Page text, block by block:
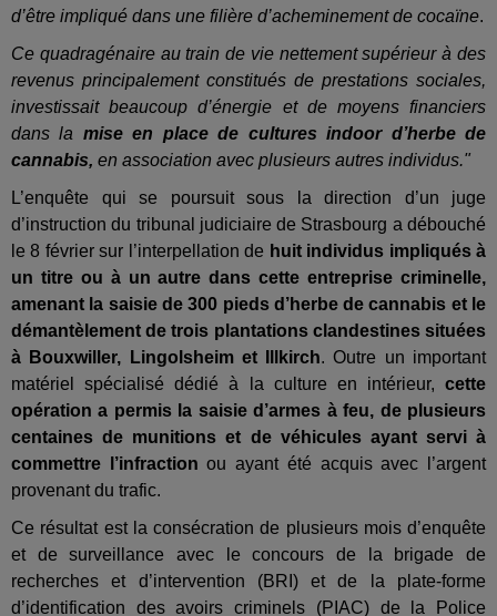
d’être impliqué dans une filière d’acheminement de cocaïne.
Ce quadragénaire au train de vie nettement supérieur à des
revenus principalement constitués de prestations sociales,
investissait beaucoup d’énergie et de moyens financiers
dans la mise en place de cultures indoor d’herbe de
cannabis, en association avec plusieurs autres individus."
L’enquête qui se poursuit sous la direction d’un juge
d’instruction du tribunal judiciaire de Strasbourg a débouché
le 8 février sur l’interpellation de huit individus impliqués à
un titre ou à un autre dans cette entreprise criminelle,
amenant la saisie de 300 pieds d’herbe de cannabis et le
démantèlement de trois plantations clandestines situées
à Bouxwiller, Lingolsheim et Illkirch. Outre un important
matériel spécialisé dédié à la culture en intérieur, cette
opération a permis la saisie d’armes à feu, de plusieurs
centaines de munitions et de véhicules ayant servi à
commettre l’infraction ou ayant été acquis avec l’argent
provenant du trafic.
Ce résultat est la consécration de plusieurs mois d’enquête
et de surveillance avec le concours de la brigade de
recherches et d’intervention (BRI) et de la plate-forme
d’identification des avoirs criminels (PIAC) de la Police